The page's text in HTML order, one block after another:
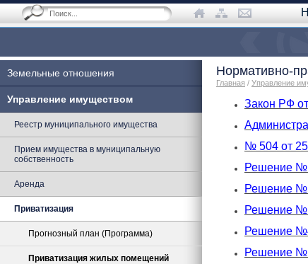
Земельные отношения
Управление имуществом
Реестр муниципального имущества
Прием имущества в муниципальную
собственность
Аренда
Приватизация
Прогнозный план (Программа)
Приватизация жилых помещений
Нормативно-
Главная / Управление
Закон РФ
№ 504 от
Решение №
Решение
Решение №
Решение
Решение №